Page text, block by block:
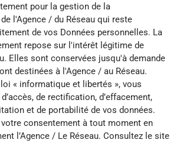
pour la gestion de la
l'Agence / du Réseau qui reste
de vos Données personnelles. La
repose sur l'intérêt légitime de
Elles sont conservées jusqu'à demande
destinées à l'Agence / au Réseau.
« informatique et libertés », vous
de rectification, d’effacement,
et de portabilité de vos données.
consentement à tout moment en
l’Agence / Le Réseau. Consultez le site